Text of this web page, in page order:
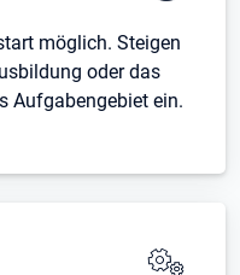
möglich. Steigen
oder das
Aufgabengebiet ein.